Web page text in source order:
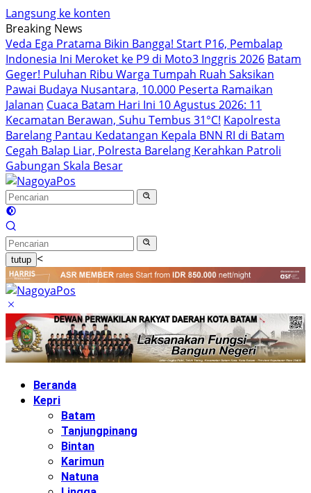
Langsung ke konten
Breaking News
Veda Ega Pratama Bikin Bangga! Start P16, Pembalap
Indonesia Ini Meroket ke P9 di Moto3 Inggris 2026 Batam
Geger! Puluhan Ribu Warga Tumpah Ruah Saksikan
Pawai Budaya Nusantara, 10.000 Peserta Ramaikan
Jalanan Cuaca Batam Hari Ini 10 Agustus 2026: 11
Kecamatan Berawan, Suhu Tembus 31°C! Kapolresta
Barelang Pantau Kedatangan Kepala BNN RI di Batam
Cegah Balap Liar, Polresta Barelang Kerahkan Patroli
Gabungan Skala Besar
tutup <
Beranda
Kepri
Batam
Tanjungpinang
Bintan
Karimun
Natuna